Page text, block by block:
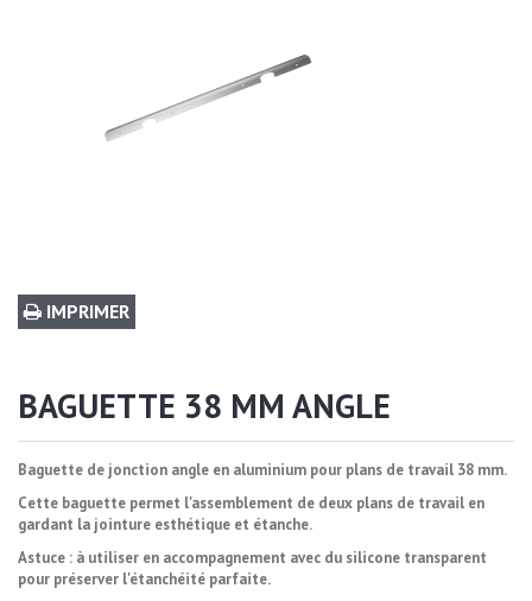
IMPRIMER
BAGUETTE 38 MM ANGLE
Baguette de jonction angle en aluminium pour plans de travail 38 mm.
Cette baguette permet l'assemblement de deux plans de travail en
gardant la jointure esthétique et étanche.
Astuce : à utiliser en accompagnement avec du silicone transparent
pour préserver l'étanchéité parfaite.